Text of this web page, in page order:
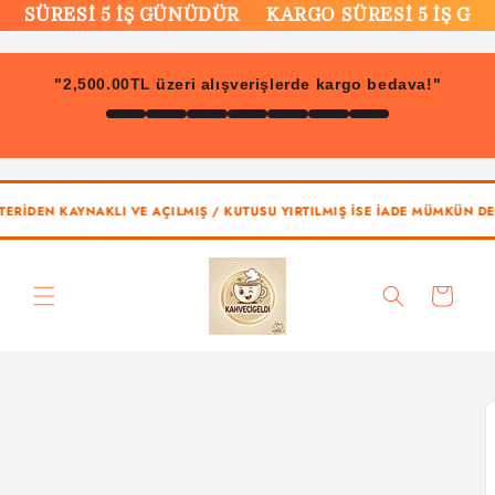
5 İŞ GÜNÜDÜR KARGO SÜRESİ 5 İŞ
"2,500.00TL üzeri alışverişlerde kargo bedava!"
İçeriğe
atla
KAYNAKLI VE AÇILMIŞ / KUTUSU YIRTILMIŞ İSE İADE MÜMKÜN
Sepet